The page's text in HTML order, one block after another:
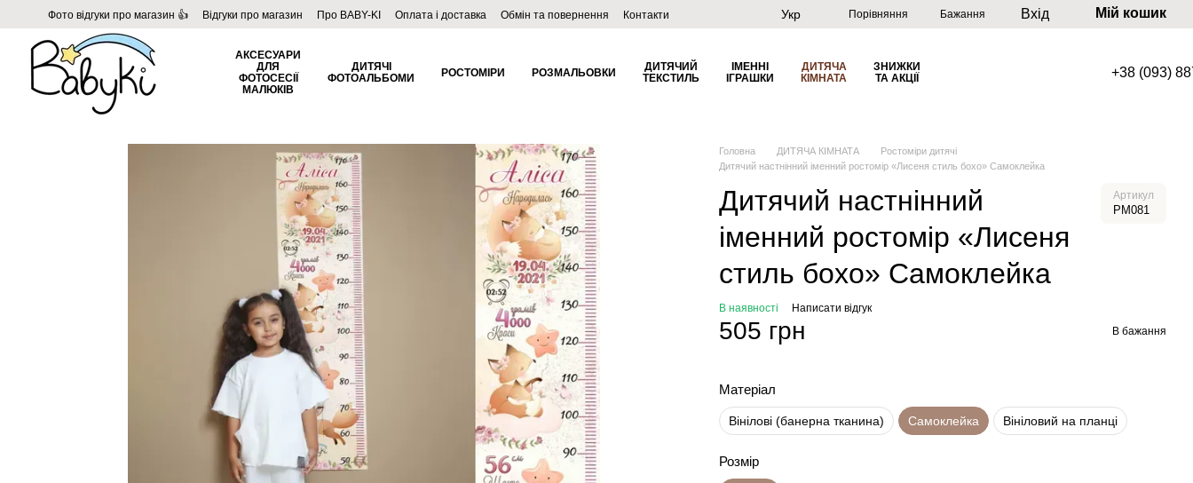
Перейти до основного контенту
Фото відгуки про магазин 👍 Відгуки про магазин Про BABY-KI Оплата і доставка Обмін та повернення
Контакти
Угода користувача
Договір публічної оферти Блог
Укр Порівняння Бажання Вхід Мій кошик
АКСЕСУАРИ
ДЛЯ
ФОТОСЕСІЇ
МАЛЮКІВ
ДИТЯЧІ
ФОТОАЛЬБОМИ
РОСТОМІРИ РОЗМАЛЬОВКИ
ДИТЯЧИЙ
ТЕКСТИЛЬ
ІМЕННІ
ІГРАШКИ
ДИТЯЧА
КІМНАТА
ЗНИЖКИ
ТА АКЦІЇ
+38 (093)
Головна ДИТЯЧА КІМНАТА
Ростоміри дитячі
Дитячий настнінний іменний ростомір «Лисеня стиль бохо» Самоклейка
Дитячий настнінний
іменний ростомір «Лисеня
стиль бохо» Самоклейка
Артикул
РМ081
В наявності Написати відгук
505 грн В бажання
Матеріал
Вінілові (банерна тканина) Самоклейка Вініловий на планці
Розмір